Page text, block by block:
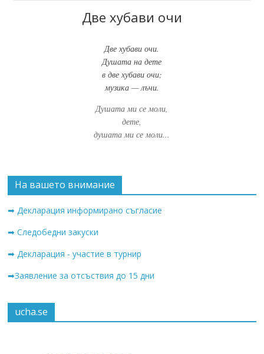
Две хубави очи
Две хубави очи.
Душата на дете
в две хубави очи;
музика — лъчи.
Душата ми се моли,
дете,
душата ми се моли...
На вашето внимание
➡ Декларация информирано съгласие
➡ Следобедни закуски
➡ Декларация - участие в турнир
➡Заявление за отсъствия до 15 дни
ucha.se